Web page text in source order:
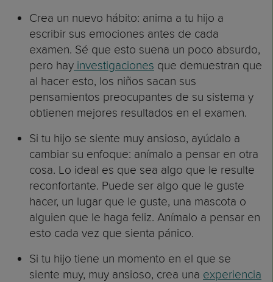
Crea un nuevo hábito: anima a tu hijo a
escribir sus emociones antes de cada
examen. Sé que esto suena un poco absurdo,
pero hay investigaciones que demuestran que
al hacer esto, los niños sacan sus
pensamientos preocupantes de su sistema y
obtienen mejores resultados en el examen.
Si tu hijo se siente muy ansioso, ayúdalo a
cambiar su enfoque: anímalo a pensar en otra
cosa. Lo ideal es que sea algo que le resulte
reconfortante. Puede ser algo que le guste
hacer, un lugar que le guste, una mascota o
alguien que le haga feliz. Anímalo a pensar en
esto cada vez que sienta pánico.
Si tu hijo tiene un momento en el que se
siente muy, muy ansioso, crea una experiencia